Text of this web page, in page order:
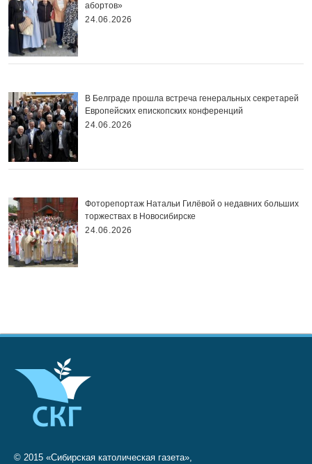
абортов»
24.06.2026
В Белграде прошла встреча генеральных секретарей
Европейских епископских конференций
24.06.2026
Фоторепортаж Натальи Гилёвой о недавних больших
торжествах в Новосибирске
24.06.2026
© 2015 «Сибирская католическая газета»,